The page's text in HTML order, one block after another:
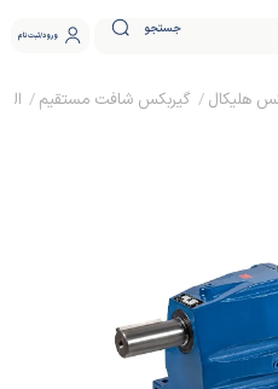
جستجو ورود ثبت نام
هلیکال گیربکس شافت مستقیم